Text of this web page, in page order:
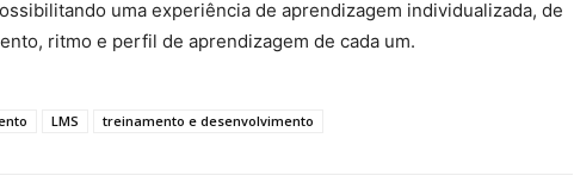
uma experiência de aprendizagem individualizada, de
ritmo e perfil de aprendizagem de cada um.
LMS treinamento e desenvolvimento